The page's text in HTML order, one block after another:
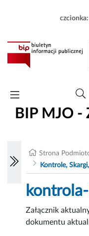
czcionka:
BIP MJO -
Strona
Kontrole,
Załącznik
dokumentu